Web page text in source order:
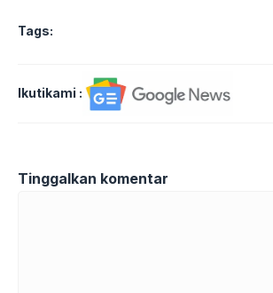
Tags:
Ikutikami :
Tinggalkan komentar